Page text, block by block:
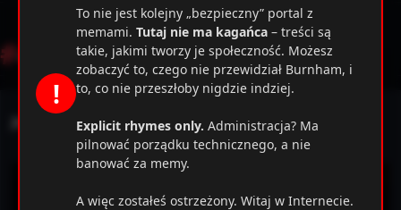
# antysemityzm
Jedziemy na wycieczkę
!
To nie jest kolejny „bezpieczny” portal z
memami. Tutaj nie ma kagańca – treści są
takie, jakimi tworzy je społeczność. Możesz
zobaczyć to, czego nie przewidział Burnham, i
to, co nie przeszłoby nigdzie indziej.
Explicit rhymes only. Administracja? Ma
pilnować porządku technicznego, a nie
banować za memy.
A więc zostałeś ostrzeżony. Witaj w Internecie.